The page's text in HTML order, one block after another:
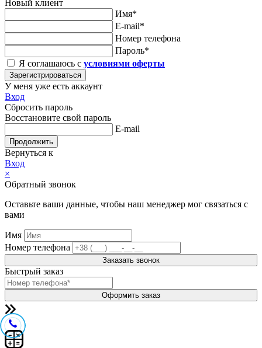
Новый клиент
Имя*
E-mail*
Номер телефона
Пароль*
Я соглашаюсь с условиями оферты
Зарегистрироваться
У меня уже есть аккаунт
Вход
Сбросить пароль
Восстановите свой пароль
E-mail
Продолжить
Вернуться к
Вход
×
Обратный звонок
Оставьте ваши данные, чтобы наш менеджер мог связаться с
вами
Имя
Номер телефона
Заказать звонок
Быстрый заказ
Оформить заказ